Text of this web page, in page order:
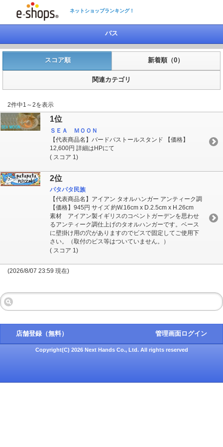
ネットショップランキング！
バス
スコア順 新着順（0）
関連カテゴリ
2件中1～2を表示
1位
ＳＥＡ ＭＯＯＮ
【代表商品名】バードバストールスタンド 【価格】
12,600円 詳細はHPにて
( スコア 1)
2位
パタパタ民族
【代表商品名】アイアン タオルハンガー アンティーク調
【価格】945円 サイズ 約W.16cm x D.2.5cm x H.26cm
素材 アイアン製イギリスのコベントガーデンを思わせ
るアンティーク調仕上げのタオルハンガーです。ベース
に壁掛け用の穴がありますのでビスで固定してご使用下
さい。（取付のビス等はついていません。）
( スコア 1)
(2026/8/07 23:59 現在)
店舗登録（無料） 管理画面ログイン
Copyright(C) 2026 Next Hands Co., Ltd. All rights reserved